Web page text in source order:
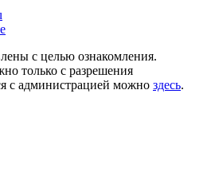
с целью ознакомления.
только с разрешения
с администрацией можно здесь.